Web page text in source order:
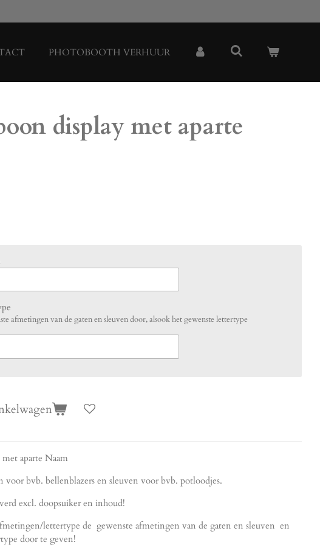
PHOTOBOOTH VERHUUR
display met aparte
afmetingen van de gaten en sleuven door, alsook het gewenste lettertype
aparte Naam
voor bvb. bellenblazers en sleuven voor bvb. potloodjes.
excl. doopsuiker en inhoud!
lettertype de gewenste afmetingen van de gaten en sleuven en
door te geven!